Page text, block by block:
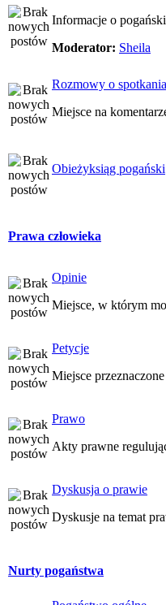
Informacje o
Moderator: Sheila
Rozmowy o
Miejsce na
Obieżyksiąg pogański
Prawa człowieka
Opinie
Miejsce, w którym
Petycje
Miejsce
Prawo
Akty prawne
Dyskusja o prawie
Dyskusje na temat
Nurty pogaństwa